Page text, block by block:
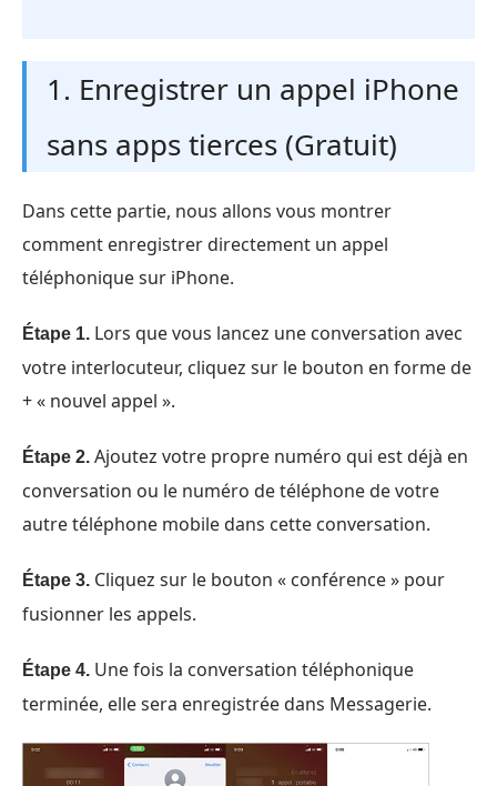
1. Enregistrer un appel iPhone
sans apps tierces (Gratuit)
Dans cette partie, nous allons vous montrer
comment enregistrer directement un appel
téléphonique sur iPhone.
Étape 1. Lors que vous lancez une conversation avec
votre interlocuteur, cliquez sur le bouton en forme de
+ « nouvel appel ».
Étape 2. Ajoutez votre propre numéro qui est déjà en
conversation ou le numéro de téléphone de votre
autre téléphone mobile dans cette conversation.
Étape 3. Cliquez sur le bouton « conférence » pour
fusionner les appels.
Étape 4. Une fois la conversation téléphonique
terminée, elle sera enregistrée dans Messagerie.